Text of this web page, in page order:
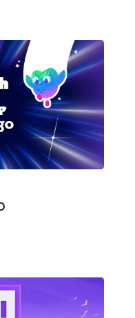
- Oct 2, 2025
22, 2025